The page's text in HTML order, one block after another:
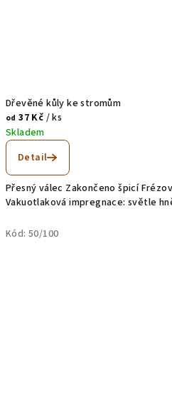
Dřevěné kůly ke stromům
od 37 Kč / ks
Skladem
Detail
Přesný válec Zakončeno špicí
Vakuotlaková impregnace: světle
Kód: 50/100